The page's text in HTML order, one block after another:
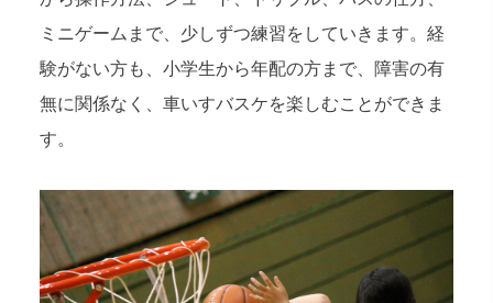
ミニゲームまで、少しずつ練習をしていきます。経
験がない方も、小学生から年配の方まで、障害の有
無に関係なく、車いすバスケを楽しむことができま
す。